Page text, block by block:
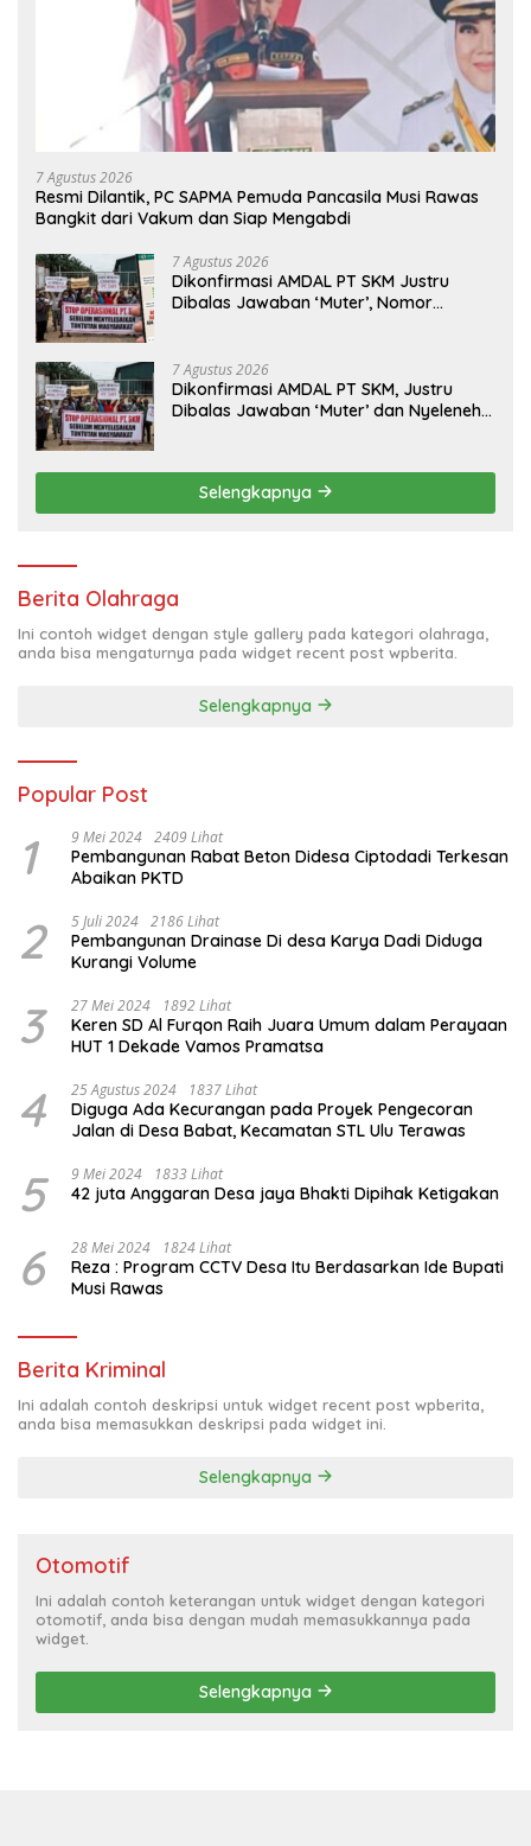
7 Agustus 2026
Resmi Dilantik, PC SAPMA Pemuda Pancasila Musi Rawas
Bangkit dari Vakum dan Siap Mengabdi
7 Agustus 2026
Dikonfirmasi AMDAL PT SKM Justru
Dibalas Jawaban ‘Muter’, Nomor
7 Agustus 2026
Dikonfirmasi AMDAL PT SKM, Justru
Dibalas Jawaban ‘Muter’ dan Nyeleneh
Selengkapnya
Berita Olahraga
Ini contoh widget dengan style gallery pada kategori olahraga,
anda bisa mengaturnya pada widget recent post wpberita.
Selengkapnya
Popular Post
1 9 Mei 2024 2409 Lihat
Pembangunan Rabat Beton Didesa Ciptodadi Terkesan
Abaikan PKTD
2 5 Juli 2024 2186 Lihat
Pembangunan Drainase Di desa Karya Dadi Diduga
Kurangi Volume
3 27 Mei 2024 1892 Lihat
Keren SD Al Furqon Raih Juara Umum dalam Perayaan
HUT 1 Dekade Vamos Pramatsa
4 25 Agustus 2024 1837 Lihat
Diguga Ada Kecurangan pada Proyek Pengecoran
Jalan di Desa Babat, Kecamatan STL Ulu Terawas
5 9 Mei 2024 1833 Lihat
42 juta Anggaran Desa jaya Bhakti Dipihak Ketigakan
6 28 Mei 2024 1824 Lihat
Reza : Program CCTV Desa Itu Berdasarkan Ide Bupati
Musi Rawas
Berita Kriminal
Ini adalah contoh deskripsi untuk widget recent post wpberita,
anda bisa memasukkan deskripsi pada widget ini.
Selengkapnya
Otomotif
Ini adalah contoh keterangan untuk widget dengan kategori
otomotif, anda bisa dengan mudah memasukkannya pada
widget.
Selengkapnya